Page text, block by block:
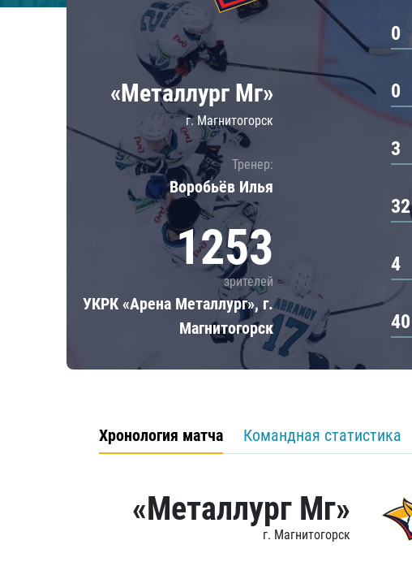
Локомотив
ЦСКА
Шанхайские Драконы
«Металлург Мг»
г. Магнитогорск
Тренер:
Воробьёв Илья
1253
зрителей
УКРК «Арена Металлург», г.
Магнитогорск
0
0
3
32
4
40
Хронология матча Командная статистика
«Металлург Мг»
г. Магнитогорск